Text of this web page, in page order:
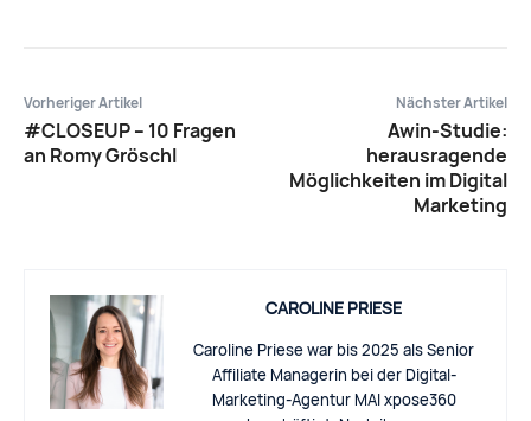
Vorheriger Artikel
#CLOSEUP – 10 Fragen
an Romy Gröschl
Nächster Artikel
Awin-Studie:
herausragende
Möglichkeiten im Digital
Marketing
CAROLINE PRIESE
Caroline Priese war bis 2025 als Senior
Affiliate Managerin bei der Digital-
Marketing-Agentur MAI xpose360